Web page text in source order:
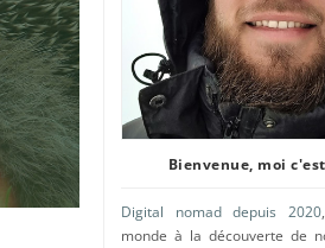
Bienvenue, moi
Digital nomad depuis 2020
monde à la découverte de